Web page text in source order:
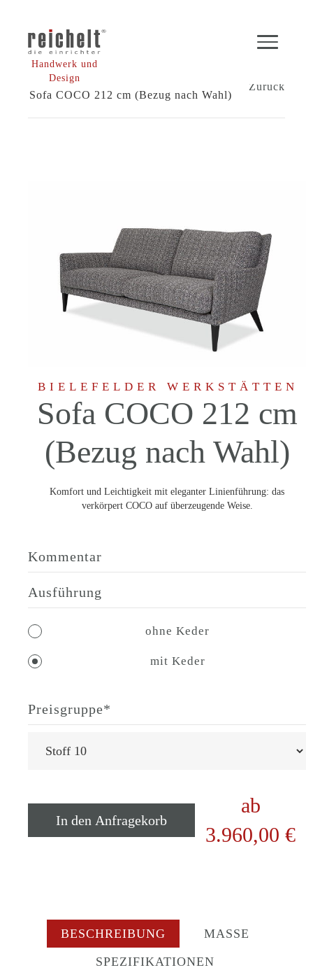
Handwerk und
Design
Sofa COCO 212 cm (Bezug nach Wahl)
Zurück
BIELEFELDER WERKSTÄTTEN
Sofa COCO 212 cm
(Bezug nach Wahl)
Komfort und Leichtigkeit mit eleganter Linienführung: das
verkörpert COCO auf überzeugende Weise.
Kommentar
Ausführung
ohne Keder
mit Keder
Preisgruppe*
In den Anfragekorb
ab
3.960,00 €
BESCHREIBUNG
MASSE
SPEZIFIKATIONEN